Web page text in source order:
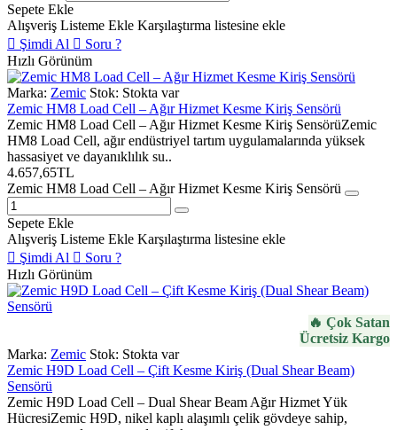
Sepete Ekle
Alışveriş Listeme Ekle Karşılaştırma listesine ekle
Şimdi Al
Soru ?
Hızlı Görünüm
Marka: Zemic Stok: Stokta var
Zemic HM8 Load Cell – Ağır Hizmet Kesme Kiriş Sensörü
Zemic HM8 Load Cell – Ağır Hizmet Kesme Kiriş SensörüZemic
HM8 Load Cell, ağır endüstriyel tartım uygulamalarında yüksek
hassasiyet ve dayanıklılık su..
4.657,65TL
Zemic HM8 Load Cell – Ağır Hizmet Kesme Kiriş Sensörü
Sepete Ekle
Alışveriş Listeme Ekle Karşılaştırma listesine ekle
Şimdi Al
Soru ?
Hızlı Görünüm
🔥 Çok Satan
Ücretsiz Kargo
Marka: Zemic Stok: Stokta var
Zemic H9D Load Cell – Çift Kesme Kiriş (Dual Shear Beam)
Sensörü
Zemic H9D Load Cell – Dual Shear Beam Ağır Hizmet Yük
HücresiZemic H9D, nikel kaplı alaşımlı çelik gövdeye sahip,